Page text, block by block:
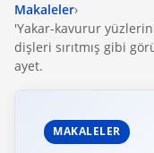
Makaleler›
'Yakar-kavurur
dişleri sırıtmış gibi
ayet.
MAKALELER